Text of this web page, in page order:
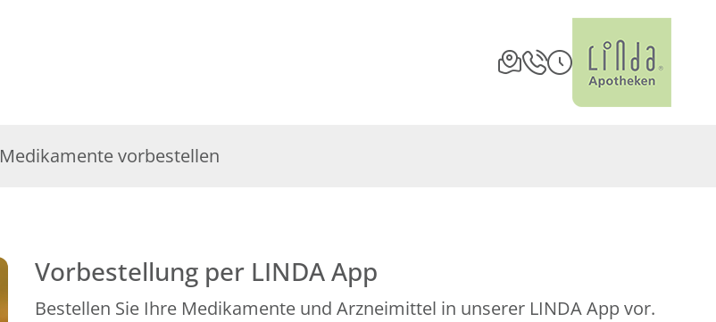
Medikamente vorbestellen
Vorbestellung per LINDA App
Bestellen Sie Ihre Medikamente und Arzneimittel in unserer LINDA App vor.